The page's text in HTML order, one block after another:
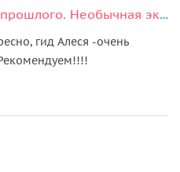
Затеряться в лабиринтах прошлого. Необычная экскурсия по Пражскому Граду
гид Алеся -очень